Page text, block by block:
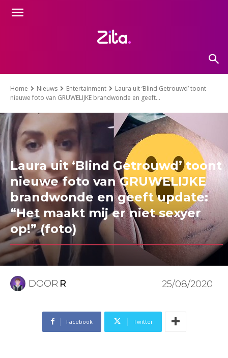
Home Nieuws Entertainment
Laura uit ‘Blind Getrouwd’ toont
nieuwe foto van GRUWELIJKE brandwonde en geeft...
Laura uit ‘Blind Getrouwd’ toont
nieuwe foto van GRUWELIJKE
brandwonde en geeft update:
“Het maakt mij er niet sexyer
op!” (foto)
DOOR R 25/08/2020
Facebook Twitter